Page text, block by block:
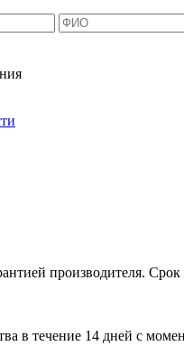
производителя.
в течение 14 дней с